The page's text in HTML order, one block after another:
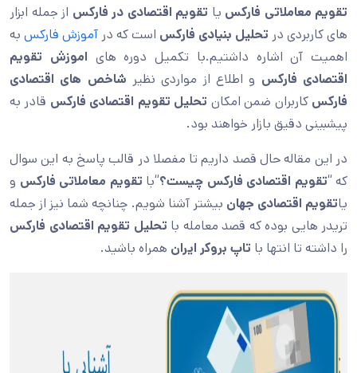
تقویم معاملاتی فارکس یا تقویم اقتصادی در فارکس از جمله ابزار
های کاربردی در تحلیل بنیادی فارکس است که در آموزش فارکس به
اهمیت آن اشاره داشتیم.با تکمیل دوره های اموزش تقویم
اقتصادی فارکس و اطلاع از مواردی نظیر شاخص های اقتصادی
فارکس کاربران ضمن امکان تحلیل تقویم اقتصادی فارکس قادر به
پیشبینی دقیق بازار خواهند بود.
در این مقاله حال قصد داریم تا مفصلا در قالب پاسخ به این سوال
که “تقویم اقتصادی فارکس چیست؟“با تقویم معاملاتی فارکس و
یاتقویم اقتصادی جهان بیشتر آشنا شویم. چنانچه شما نیز از جمله
تریدر هایی بوده که قصد معامله با تحلیل تقویم اقتصادی فارکس
را داشته تا انتها با تاپ بروکر ایران همراه باشید.